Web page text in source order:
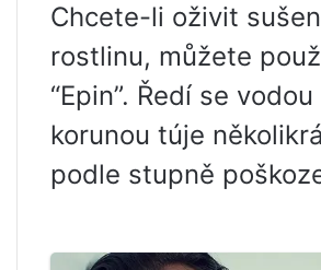
Chcete-li oživit
rostlinu, můžete
“Epin”. Ředí se
korunou túje
podle stupně